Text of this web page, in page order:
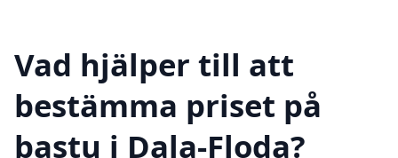
Vad hjälper till att
bestämma priset på
bastu i Dala-Floda?